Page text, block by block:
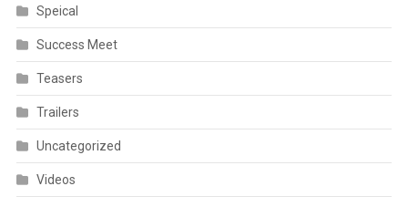
Speical
Success Meet
Teasers
Trailers
Uncategorized
Videos